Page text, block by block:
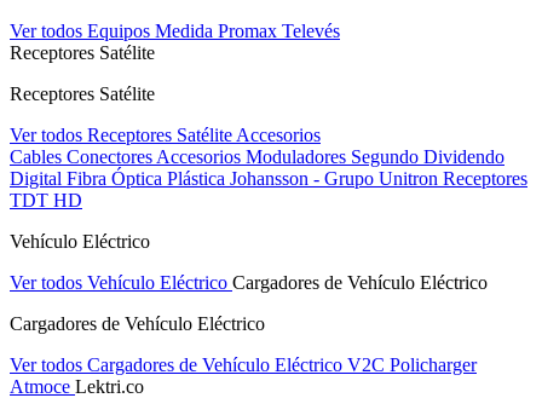
Ver todos Equipos Medida Promax Televés
Receptores Satélite
Receptores Satélite
Ver todos Receptores Satélite Accesorios
Cables Conectores Accesorios Moduladores Segundo Dividendo
Digital Fibra Óptica Plástica Johansson - Grupo Unitron Receptores
TDT HD
Vehículo Eléctrico
Ver todos Vehículo Eléctrico Cargadores de Vehículo Eléctrico
Cargadores de Vehículo Eléctrico
Ver todos Cargadores de Vehículo Eléctrico V2C Policharger
Atmoce Lektri.co